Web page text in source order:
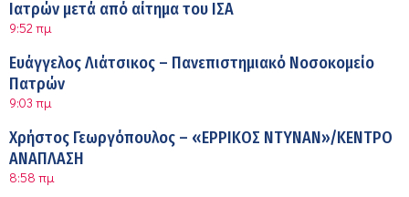
Ιατρών μετά από αίτημα του ΙΣΑ
9:52 πμ
Ευάγγελος Λιάτσικος – Πανεπιστημιακό Νοσοκομείο
Πατρών
9:03 πμ
Χρήστος Γεωργόπουλος – «ΕΡΡΙΚΟΣ ΝΤΥΝΑΝ»/ΚΕΝΤΡΟ
ΑΝΑΠΛΑΣΗ
8:58 πμ